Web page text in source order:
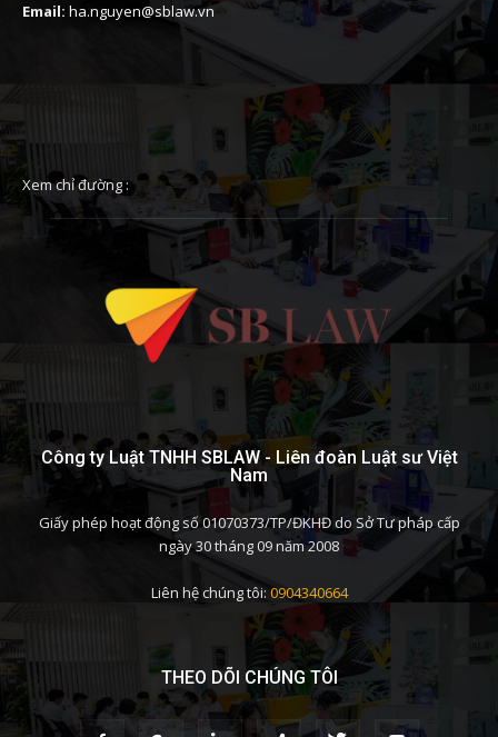
Email: ha.nguyen@sblaw.vn
Xem chỉ đường :
Công ty Luật TNHH SBLAW - Liên đoàn Luật sư Việt
Nam
Giấy phép hoạt động số 01070373/TP/ĐKHĐ do Sở Tư pháp cấp
ngày 30 tháng 09 năm 2008
Liên hệ chúng tôi: 0904340664
THEO DÕI CHÚNG TÔI